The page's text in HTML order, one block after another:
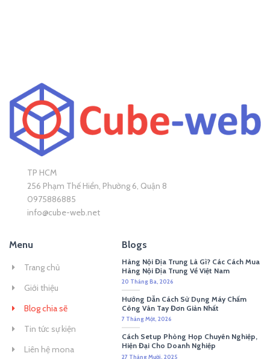
TP HCM
256 Phạm Thế Hiển, Phường 6, Quận 8
0975886885
info@cube-web.net
Menu
Trang chủ
Giới thiệu
Blog chia sẽ
Tin tức sự kiện
Liên hệ mona
Blogs
Hàng Nội Địa Trung Là Gì? Các Cách Mua
Hàng Nội Địa Trung Về Việt Nam
20 Tháng Ba, 2026
Hướng Dẫn Cách Sử Dụng Máy Chấm
Công Vân Tay Đơn Giản Nhất
7 Tháng Một, 2026
Cách Setup Phòng Họp Chuyên Nghiệp,
Hiện Đại Cho Doanh Nghiệp
27 Tháng Mười, 2025